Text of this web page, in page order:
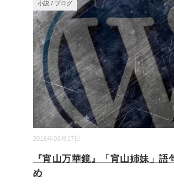
2016年06月17日
小説 / ブログ
『宵山万華鏡』「宵山姉妹」語
め